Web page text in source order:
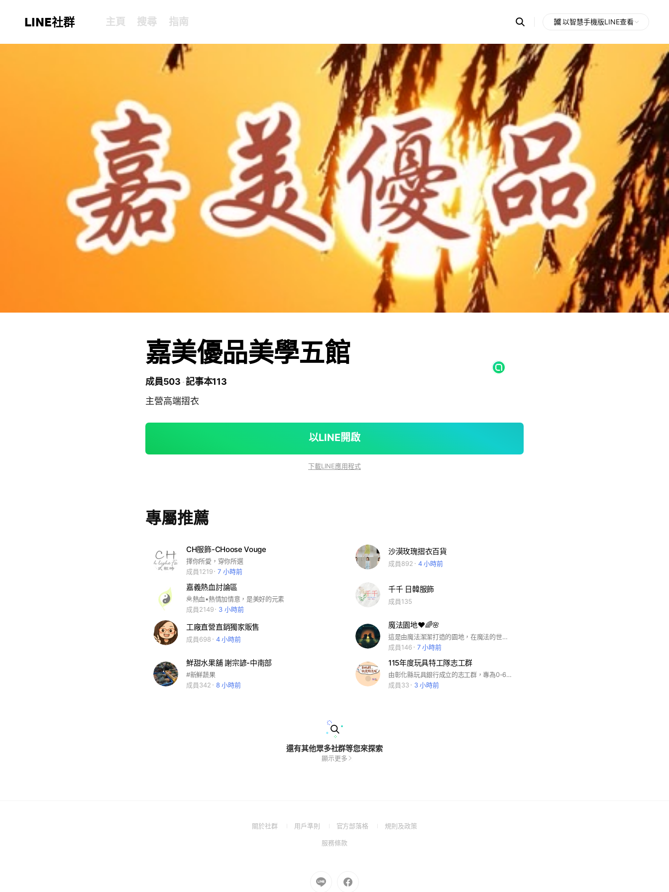
LINE社群 主頁 搜尋 指南 Search
OpenChats
messages
search
area
以智慧手機版LINE查看
嘉美優品美學五館
成員503 記事本113
主營高端摺衣
以LINE開啟
下載LINE應用程式
專屬推薦
CH服飾-CHoose Vouge
擇你所愛，穿你所選
成員1219
7 小時前
沙漠玫瑰摺衣百貨
成員892 4 小時前
嘉義熱血討論區
🦧熱血▪︎熱情加情意，是美好的元素
成員2149
3 小時前
千千 日韓服飾
成員135
工廠直營直銷獨家販售
成員698 4 小時前
魔法園地♥️🌈🌸
這是由魔法潔潔打造的園地，在魔法的世界是充滿無限的可能性，一切都會變得很神奇，這是一個追求真善美的生活園地，魔法會點亮每位仙子的生活，從內而外的變美變快樂變健康，懂得品味生活之美，陪著仙子們一起創造美麗新價值，透過魔法改變生活品味，寵愛自己，活出獨一無二的自己🥰 #魔法潔潔 #時尚#服裝#穿搭#保養#品味
成員146
7 小時前
鮮甜水果舖 謝宗諺-中南部
#新鮮蔬果
成員342
8 小時前
115年度玩具特工隊志工群
由彰化縣玩具銀行成立的志工群，專為0-6歲兒童辦理遊戲活動，設有玩具遊戲師、玩具修復師等專長專業人員，加入志工行列，一起成為育兒路上的神隊友。
成員33
3 小時前
還有其他眾多社群等您來探索
顯示更多
關於社群
(Open用戶準則
(Open
a
官方部落格
(Open規則及政策(Open
服務條款(Open
window)
Go
to
Go
to